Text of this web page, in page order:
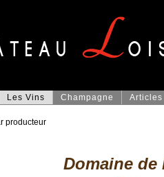
Les Vins Champagne Articles
producteur
Domaine de